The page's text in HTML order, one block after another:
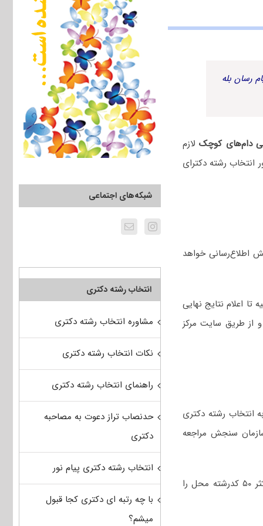
رسان بله
دام‌های کوچکلازم
رشته دکترای
اطلاع‌رسانی خواهد
اعلام نتایج نهایی
از طریق سایت مرکز
مجاز به انتخاب رشته دکتری
سنجش مراجعه
در انتخاب رشته دکتری سراسری بیماری‌های داخلی دام‌های کوچک هر داوطلب می‌تواند حداکثر ۵۰ کدرشته محل را
شبکه‌های اجتماعی
انتخاب رشته دکتری
مشاوره انتخاب رشته دکتری
نکات انتخاب رشته دکتری
راهنمای انتخاب رشته دکتری
حدنصاب تراز دعوت به مصاحبه
دکتری
انتخاب رشته دکتری پیام نور
با چه رتبه ای دکتری کجا قبول
میشم؟